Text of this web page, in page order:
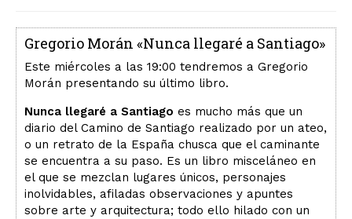
Gregorio Morán «Nunca llegaré a Santiago»
Este miércoles a las 19:00 tendremos a Gregorio
Morán presentando su último libro.
Nunca llegaré a Santiago es mucho más que un
diario del Camino de Santiago realizado por un ateo,
o un retrato de la España chusca que el caminante
se encuentra a su paso. Es un libro misceláneo en
el que se mezclan lugares únicos, personajes
inolvidables, afiladas observaciones y apuntes
sobre arte y arquitectura; todo ello hilado con un